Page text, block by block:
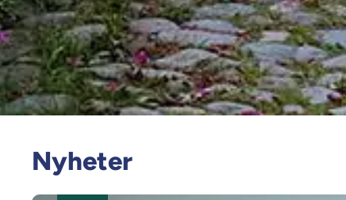
Nyheter